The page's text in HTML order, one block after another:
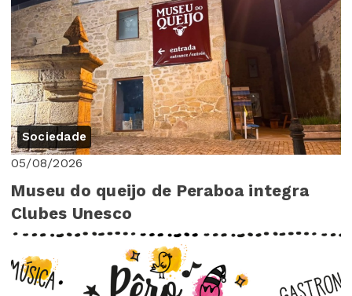
Sociedade
05/08/2026
Museu do queijo de Peraboa integra
Clubes Unesco